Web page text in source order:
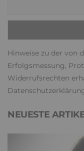
Hinweise zu der von
Erfolgsmessung,
Widerrufsrechten
NEUESTE